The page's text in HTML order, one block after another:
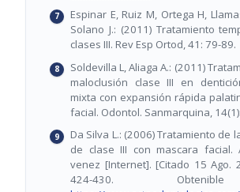
Espinar E, Ruiz M, Ortega H,
Solano J.: (2011) Tratamiento
clases III. Rev Esp Ortod, 41: 79-89.
Soldevilla L, Aliaga A.: (2011)
maloclusión clase III en
mixta con expansión rápida
facial. Odontol. Sanmarquina,
Da Silva L.: (2006) Tratamiento de
de clase III con mascara facial.
venez [Internet]. [Citado 15 Ago.
424-430.